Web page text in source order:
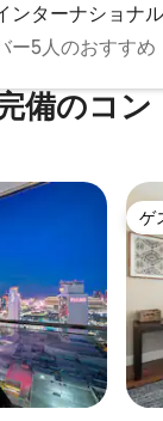
ンターナショナ
ー5人のおすすめ
備のコ
ゲ